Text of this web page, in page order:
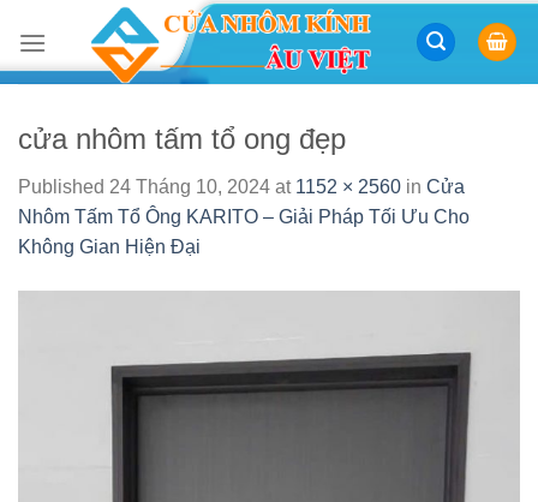
content
cửa nhôm tấm tổ ong đẹp
Published 24 Tháng 10, 2024 at 1152 × 2560 in Cửa
Nhôm Tấm Tổ Ông KARITO – Giải Pháp Tối Ưu Cho
Không Gian Hiện Đại